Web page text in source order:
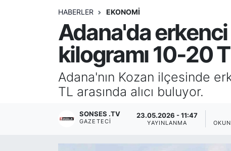
HABERLER EKONOMİ
Adana'da erkenci
kilogramı 10-20
Adana'nın Kozan ilçesinde
TL arasında alıcı buluyor.
SONSES .TV
GAZETECI
23.05.2026 - 11:47
YAYINLANMA
GÜNÜN MANŞETİ
DÜNYA
KÜLTÜR - SANAT
Mersin Namaz Vakitleri
Mersin Trafik Yoğunluk Haritası
Süper Lig Puan Durumu ve Fikstür
Tüm Manşetler
Son Dakika Haberleri